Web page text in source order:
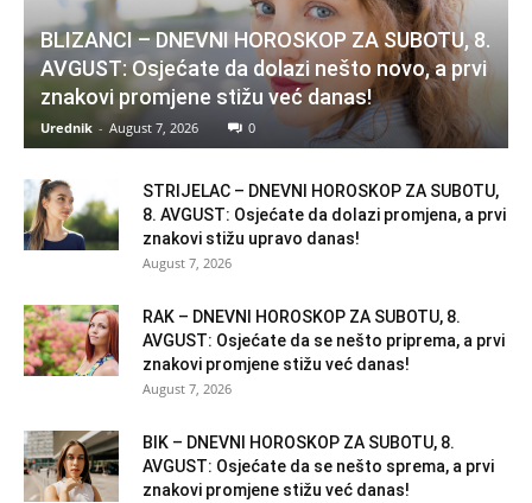
BLIZANCI – DNEVNI HOROSKOP ZA SUBOTU, 8.
AVGUST: Osjećate da dolazi nešto novo, a prvi
znakovi promjene stižu već danas!
Urednik - August 7, 2026 0
STRIJELAC – DNEVNI HOROSKOP ZA SUBOTU,
8. AVGUST: Osjećate da dolazi promjena, a prvi
znakovi stižu upravo danas!
August 7, 2026
RAK – DNEVNI HOROSKOP ZA SUBOTU, 8.
AVGUST: Osjećate da se nešto priprema, a prvi
znakovi promjene stižu već danas!
August 7, 2026
BIK – DNEVNI HOROSKOP ZA SUBOTU, 8.
AVGUST: Osjećate da se nešto sprema, a prvi
znakovi promjene stižu već danas!